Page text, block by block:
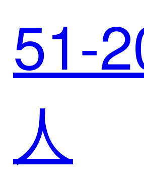
重塑
51-
人